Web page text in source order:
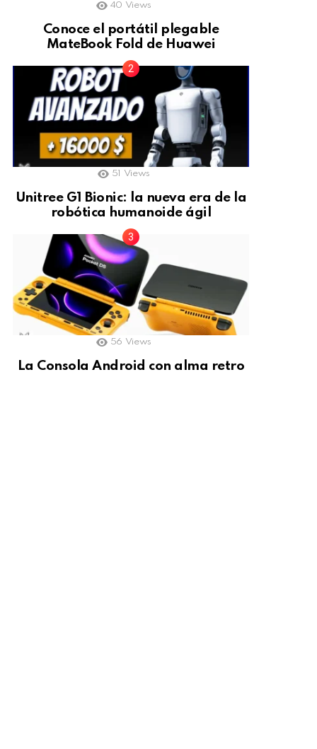
40 Views
Conoce el portátil plegable
MateBook Fold de Huawei
51 Views
Unitree G1 Bionic: la nueva era de la
robótica humanoide ágil
56 Views
La Consola Android con alma retro